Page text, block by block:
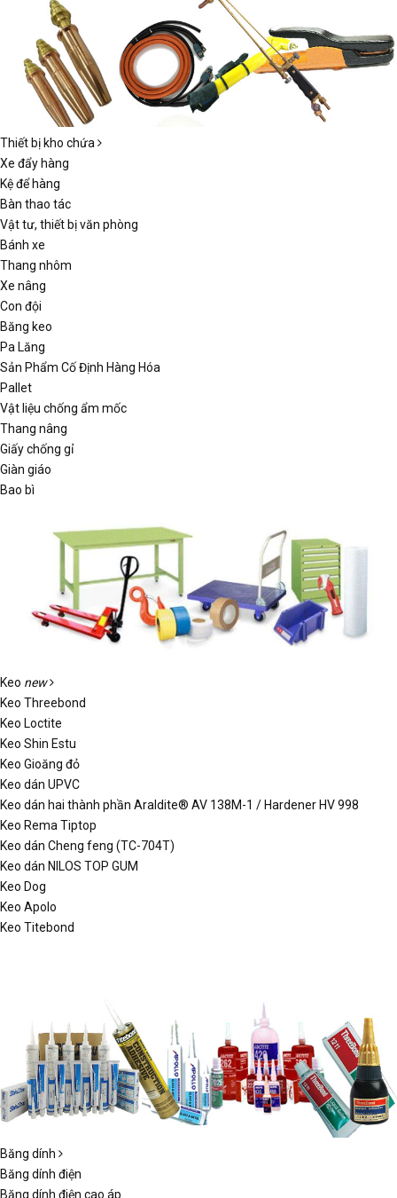
Thiết bị kho chứa
Xe đẩy hàng
Kệ để hàng
Bàn thao tác
Vật tư, thiết bị văn phòng
Bánh xe
Thang nhôm
Xe nâng
Con đội
Băng keo
Pa Lăng
Sản Phẩm Cố Định Hàng Hóa
Pallet
Vật liệu chống ẩm mốc
Thang nâng
Giấy chống gỉ
Giàn giáo
Bao bì
Keo new
Keo Threebond
Keo Loctite
Keo Shin Estu
Keo Gioăng đỏ
Keo dán UPVC
Keo dán hai thành phần Araldite® AV 138M-1 / Hardener HV 998
Keo Rema Tiptop
Keo dán Cheng feng (TC-704T)
Keo dán NILOS TOP GUM
Keo Dog
Keo Apolo
Keo Titebond
Băng dính
Băng dính điện
Băng dính điện cao áp